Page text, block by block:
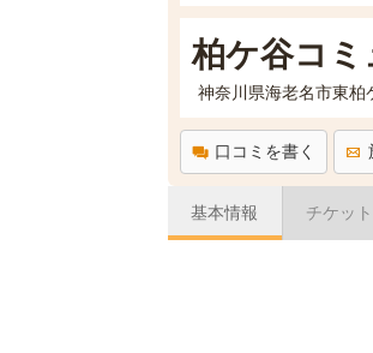
柏ケ谷コ
神奈川県海老名市東柏
口コミを書く
基本情報 チケット